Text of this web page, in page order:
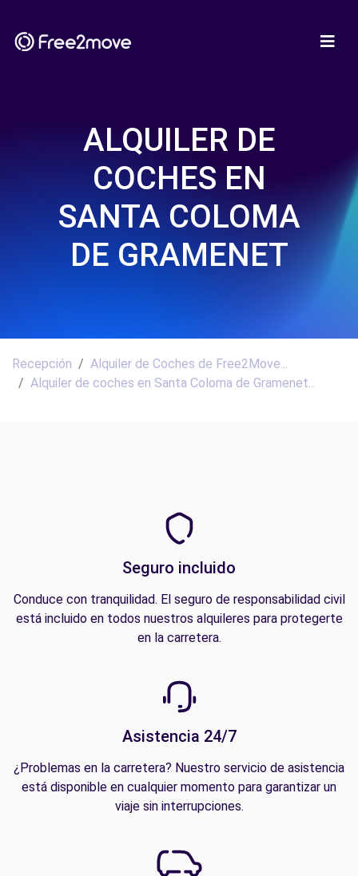
ALQUILER DE
COCHES EN
SANTA COLOMA
DE GRAMENET
Recepción
Alquiler de Coches de Free2Move...
Alquiler de coches en Santa Coloma de Gramenet...
Seguro incluido
Conduce con tranquilidad. El seguro de responsabilidad civil
está incluido en todos nuestros alquileres para protegerte
en la carretera.
Asistencia 24/7
¿Problemas en la carretera? Nuestro servicio de asistencia
está disponible en cualquier momento para garantizar un
viaje sin interrupciones.